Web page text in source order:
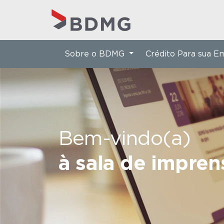
Bem-vindo(a)
à sala de
Sobre o BDMG Crédito Para sua